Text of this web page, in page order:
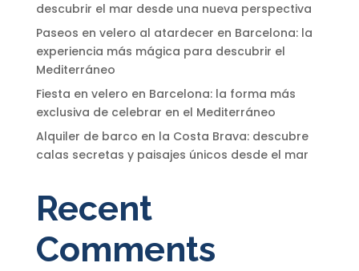
descubrir el mar desde una nueva perspectiva
Paseos en velero al atardecer en Barcelona: la
experiencia más mágica para descubrir el
Mediterráneo
Fiesta en velero en Barcelona: la forma más
exclusiva de celebrar en el Mediterráneo
Alquiler de barco en la Costa Brava: descubre
calas secretas y paisajes únicos desde el mar
Recent
Comments